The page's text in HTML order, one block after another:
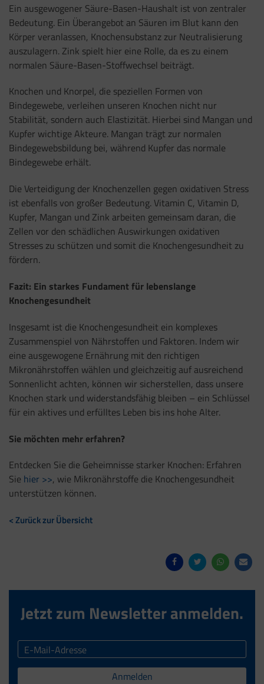
Ein ausgewogener Säure-Basen-Haushalt ist von zentraler
Bedeutung. Ein Überangebot an Säuren im Blut kann den
Körper veranlassen, Knochensubstanz zur Neutralisierung
auszulagern. Zink spielt hier eine Rolle, da es zu einem
normalen Säure-Basen-Stoffwechsel beiträgt.
Knochen und Knorpel, die speziellen Formen von
Bindegewebe, verleihen unseren Knochen nicht nur
Stabilität, sondern auch Elastizität. Hierbei sind Mangan und
Kupfer wichtige Akteure. Mangan trägt zur normalen
Bindegewebsbildung bei, während Kupfer das normale
Bindegewebe erhält.
Die Verteidigung der Knochenzellen gegen oxidativen Stress
ist ebenfalls von großer Bedeutung. Vitamin C, Vitamin D,
Kupfer, Mangan und Zink arbeiten gemeinsam daran, die
Zellen vor den schädlichen Auswirkungen oxidativen
Stresses zu schützen und somit die Knochengesundheit zu
fördern.
Fazit: Ein starkes Fundament für lebenslange
Knochengesundheit
Insgesamt ist die Knochengesundheit ein komplexes
Zusammenspiel von Nährstoffen und Faktoren. Indem wir
eine ausgewogene Ernährung mit den richtigen
Mikronährstoffen wählen und gleichzeitig auf ausreichend
Sonnenlicht achten, können wir sicherstellen, dass unsere
Knochen stark und widerstandsfähig bleiben – ein Schlüssel
für ein aktives und erfülltes Leben bis ins hohe Alter.
Sie möchten mehr erfahren?
Entdecken Sie die Geheimnisse starker Knochen: Erfahren
Sie hier >>, wie Mikronährstoffe die Knochengesundheit
unterstützen können.
< Zurück zur Übersicht
Jetzt zum Newsletter anmelden.
Anmelden